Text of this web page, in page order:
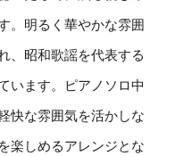
。明るく華やかな雰囲
、昭和歌謡を代表する
います。ピアノソロ中
快な雰囲気を活かしな
楽しめるアレンジとな